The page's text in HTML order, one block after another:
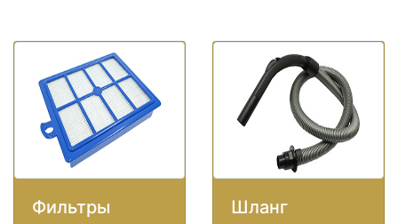
Фильтры Шланг